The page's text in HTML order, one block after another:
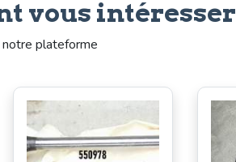
vous intéresser
plateforme